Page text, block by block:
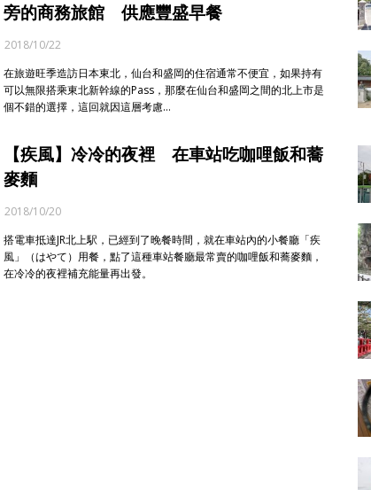
旁的商務旅館 供應豐盛早餐
2018/10/22
在旅遊旺季造訪日本東北，仙台和盛岡的住宿通常不便宜，如果持有
可以無限搭乘東北新幹線的Pass，那麼在仙台和盛岡之間的北上市是
個不錯的選擇，這回就因這層考慮…
【疾風】冷冷的夜裡 在車站吃咖哩飯和蕎
麥麵
2018/10/20
搭電車抵達JR北上駅，已經到了晚餐時間，就在車站內的小餐廳「疾
風」（はやて）用餐，點了這種車站餐廳最常賣的咖哩飯和蕎麥麵，
在冷冷的夜裡補充能量再出發。